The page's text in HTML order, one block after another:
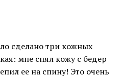
сделано три кожных
мне снял кожу с бедер
ее на спину! Это очень